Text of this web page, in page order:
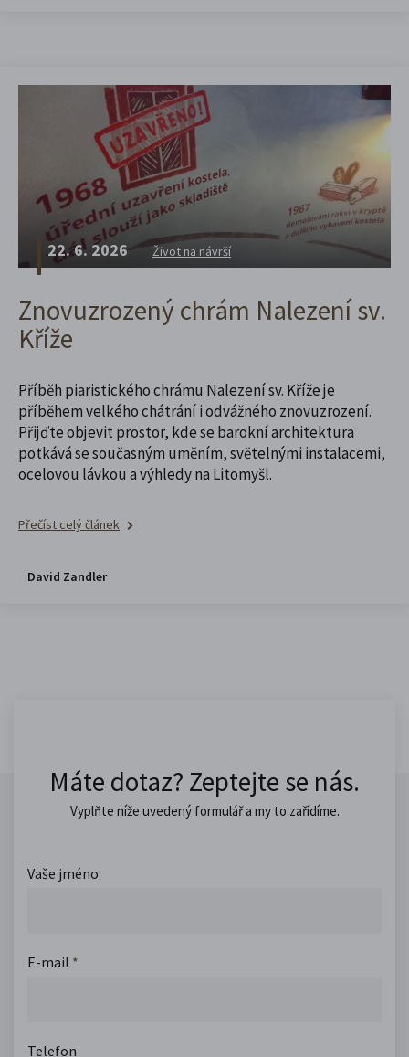
22. 6. 2026 Život na návrší
Znovuzrozený chrám Nalezení sv.
Kříže
Příběh piaristického chrámu Nalezení sv. Kříže je
příběhem velkého chátrání i odvážného znovuzrození.
Přijďte objevit prostor, kde se barokní architektura
potkává se současným uměním, světelnými instalacemi,
ocelovou lávkou a výhledy na Litomyšl.
Přečíst celý článek
David Zandler
Máte dotaz? Zeptejte se nás.
Vyplňte níže uvedený formulář a my to zařídíme.
Vaše jméno
E-mail *
Telefon